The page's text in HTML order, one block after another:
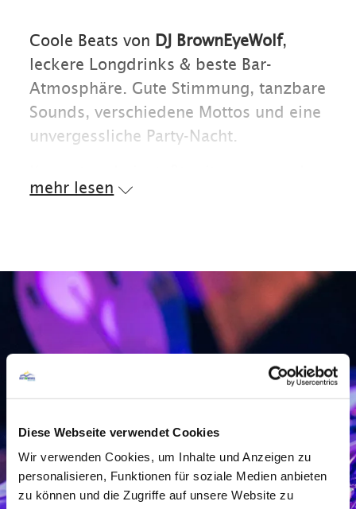
Diese Webseite verwendet Cookies
Wir verwenden Cookies, um Inhalte und Anzeigen zu
personalisieren, Funktionen für soziale Medien anbieten
zu können und die Zugriffe auf unsere Website zu
Coole Beats von DJ BrownEyeWolf,
leckere Longdrinks & beste Bar-
Atmosphäre. Gute Stimmung, tanzbare
Sounds, verschiedene Mottos und eine
unvergessliche Party-Nacht.
tanzt durch die Nacht!
mehr lesen